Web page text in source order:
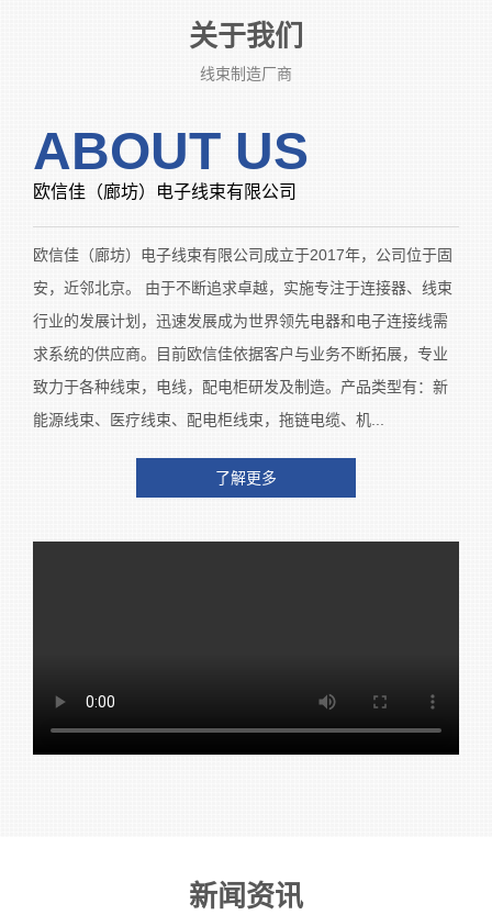
关于我们
线束制造厂商
ABOUT US
欧信佳（廊坊）电子线束有限公司
欧信佳（廊坊）电子线束有限公司成立于2017年，公司位于固
安，近邻北京。 由于不断追求卓越，实施专注于连接器、线束
行业的发展计划，迅速发展成为世界领先电器和电子连接线需
求系统的供应商。目前欧信佳依据客户与业务不断拓展，专业
致力于各种线束，电线，配电柜研发及制造。产品类型有：新
能源线束、医疗线束、配电柜线束，拖链电缆、机...
了解更多
新闻资讯